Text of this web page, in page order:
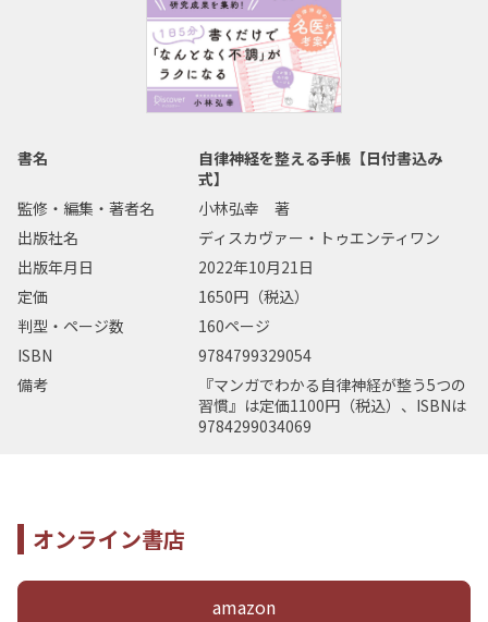
書名
自律神経を整える手帳【日付書込み
式】
監修・編集・著者名
小林弘幸 著
出版社名
ディスカヴァー・トゥエンティワン
出版年月日
2022年10月21日
定価
1650円（税込）
判型・ページ数
160ページ
ISBN
9784799329054
備考
『マンガでわかる自律神経が整う5つの
習慣』は定価1100円（税込）、ISBNは
9784299034069
オンライン書店
amazon